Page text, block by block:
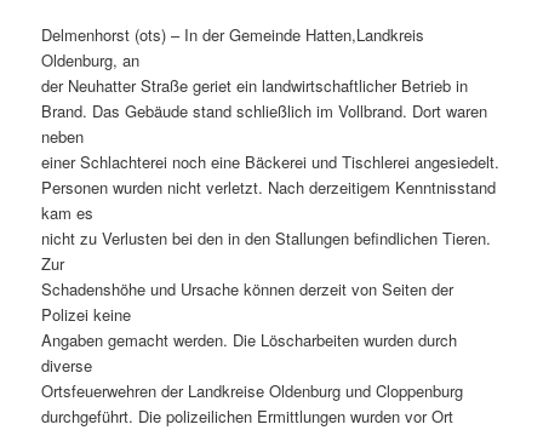
Delmenhorst (ots) – In der Gemeinde Hatten,Landkreis
Oldenburg, an
der Neuhatter Straße geriet ein landwirtschaftlicher Betrieb in
Brand. Das Gebäude stand schließlich im Vollbrand. Dort waren
neben
einer Schlachterei noch eine Bäckerei und Tischlerei angesiedelt.
Personen wurden nicht verletzt. Nach derzeitigem Kenntnisstand
kam es
nicht zu Verlusten bei den in den Stallungen befindlichen Tieren.
Zur
Schadenshöhe und Ursache können derzeit von Seiten der
Polizei keine
Angaben gemacht werden. Die Löscharbeiten wurden durch
diverse
Ortsfeuerwehren der Landkreise Oldenburg und Cloppenburg
durchgeführt. Die polizeilichen Ermittlungen wurden vor Ort